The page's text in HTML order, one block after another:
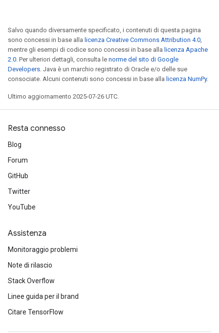
Salvo quando diversamente specificato, i contenuti di questa pagina
sono concessi in base alla licenza Creative Commons Attribution 4.0,
mentre gli esempi di codice sono concessi in base alla licenza Apache
2.0. Per ulteriori dettagli, consulta le norme del sito di Google
Developers. Java è un marchio registrato di Oracle e/o delle sue
consociate. Alcuni contenuti sono concessi in base alla licenza NumPy.
Ultimo aggiornamento 2025-07-26 UTC.
Resta connesso
Blog
Forum
GitHub
Twitter
YouTube
Assistenza
Monitoraggio problemi
Note di rilascio
Stack Overflow
Linee guida per il brand
Citare TensorFlow